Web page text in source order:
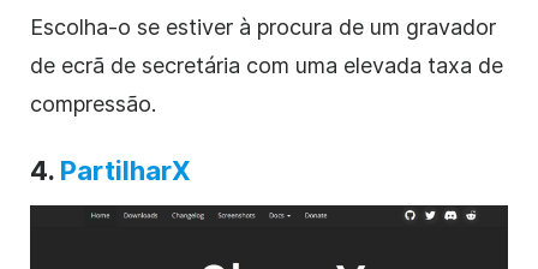
Escolha-o se estiver à procura de um gravador
de ecrã de secretária com uma elevada taxa de
compressão.
4. PartilharX